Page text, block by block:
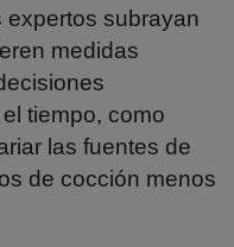
subrayan
medidas
tiempo, como
las fuentes de
de cocción menos